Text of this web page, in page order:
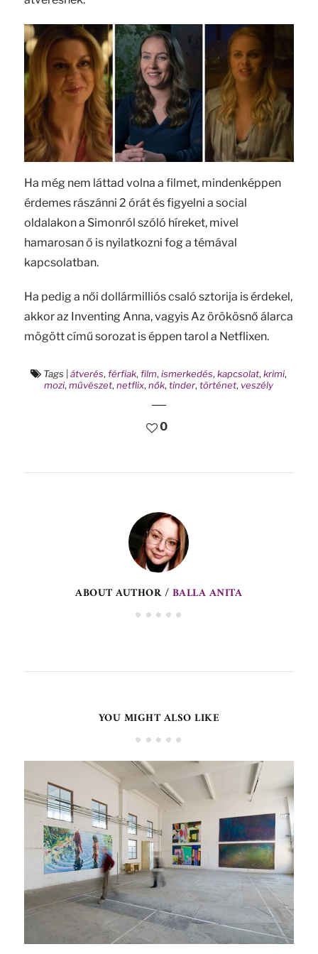
Ha még nem láttad volna a filmet, mindenképpen
érdemes rászánni 2 órát és figyelni a social
oldalakon a Simonról szóló híreket, mivel
hamarosan ő is nyilatkozni fog a témával
kapcsolatban.
Ha pedig a női dollármilliós csaló sztorija is érdekel,
akkor az Inventing Anna, vagyis Az örökösnő álarca
mögött című sorozat is éppen tarol a Netflixen.
Tags |átverés,férfiak,film,ismerkedés,kapcsolat,krimi,
mozi,művészet,netflix,nők,tinder,történet, veszély
0
ABOUT AUTHOR /BALLA ANITA
YOU MIGHT ALSO LIKE